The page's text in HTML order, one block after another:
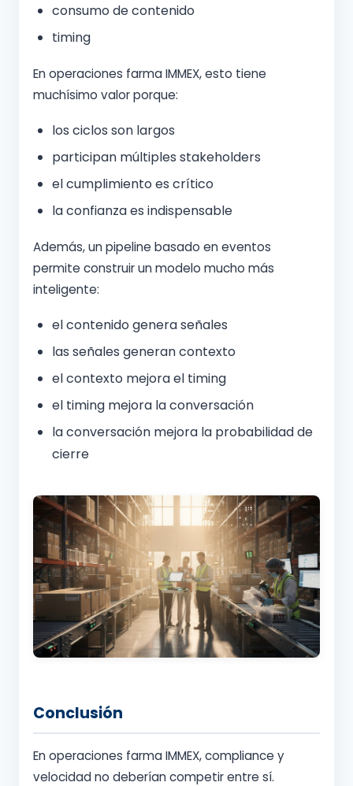
consumo de contenido
timing
En operaciones farma IMMEX, esto tiene
muchísimo valor porque:
los ciclos son largos
participan múltiples stakeholders
el cumplimiento es crítico
la confianza es indispensable
Además, un pipeline basado en eventos
permite construir un modelo mucho más
inteligente:
el contenido genera señales
las señales generan contexto
el contexto mejora el timing
el timing mejora la conversación
la conversación mejora la probabilidad de
cierre
Conclusión
En operaciones farma IMMEX, compliance y
velocidad no deberían competir entre sí.